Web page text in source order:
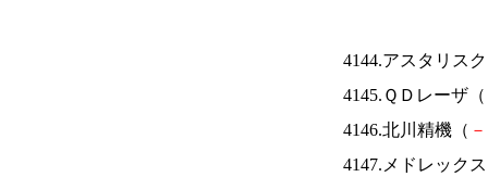
4144.アスタリス
4145.ＱＤレーザ（
4146.北川精機（ －
4147.メドレック